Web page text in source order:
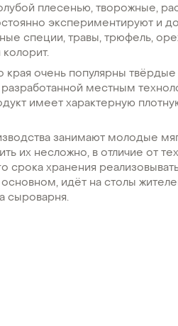
плесенью, творожные,
экспериментируют и
специи, травы, трюфель,
очень популярны
местным
имеет характерную
занимают молодые
их несложно, в отличие от
срока хранения
идёт на столы
сыроварня.